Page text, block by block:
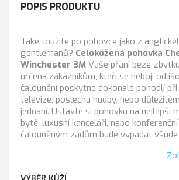
POPIS PRODUKTU
Také toužíte po pohovce jako z
gentlemanů? Celokožená pohovka
Winchester 3M Vaše přání beze-
určena zákazníkům, kteří se nebojí
čalounění poskytne dokonalé pohodlí
televize, poslechu hudby, nebo
jednání. Ustavte si pohovku na nejlepší
bytě, luxusní kanceláři, nebo
čalouněným zádům bude vypadat